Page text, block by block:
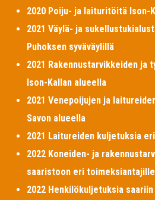
2020 Poiju- ja laituritöitä Ison-
2021 Väylä- ja
Puhoksen syväväylillä
2021 Rakennustarvikkeiden ja
Ison-Kallan alueella
2021 Venepoijujen ja
Savon alueella
2021 Laitureiden kuljetuksia
2022 Koneiden- ja
saaristoon eri toimeksiantajille
2022 Henkilökuljetuksia